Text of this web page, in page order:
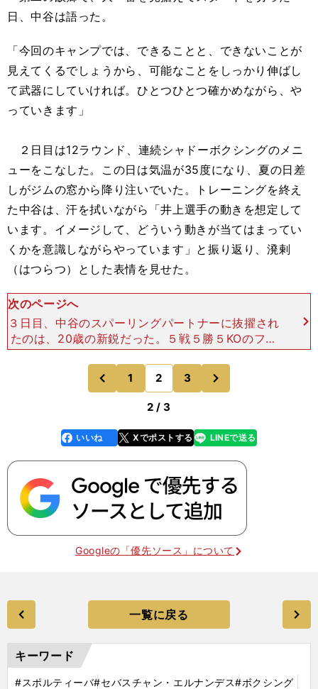
日、中谷は語った。
「今回のキャンプでは、できることと、できないことが
見えてくるでしょうから、可能なことをしっかり伸ばし
て武器にしていければ。ひとつひとつ確かめながら、や
っていきます」
２日目は12ラウンド、連続シャドーボクシングのメニ
ューをこなした。この日は気温が35度になり、夏の日差
しがジムの窓から降り注いでいた。トレーニングを終え
た中谷は、汗を拭いながら「井上選手の動きを想定して
います。イメージして、どういう動きが当てはまってい
くかを意識しながらやっています」と振り返り、溌剌
（はつらつ）とした表情を見せた。
次のページへ
３日目、中谷のスパーリングパートナーに抜擢され
たのは、20歳の新鋭だった。５戦５勝５KOのファ
イター。まだ６回戦ボーイながら、LA近郊に住む
世界チャンピオンクラスを互角どころか打ち負かし
ていると評判の
前
のページへ
1 2 3
2 / 3
faceboo
k
いいね Xでポストする
line LINEで送る
Googleの「優先ソース」について
一覧に戻る
キーワード
#スポルティーバ#セバスチャン・エルナンデス#ボクシング